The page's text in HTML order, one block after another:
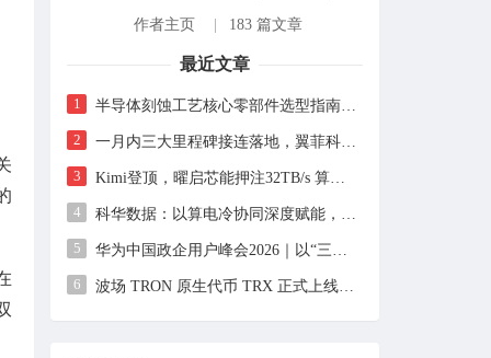
作者主页 183 篇文章
最近文章
1 半导体刻蚀工艺核心零部件选型指南：从静电吸盘到电气连接的良率优化实践
2 一月内三大里程碑接连落地，翼菲科技进入全球化加速期
3 Kimi登顶，曜启芯能押注32TB/s 算流B500计划2027年完成设计，2028年启动流片
4 科华数据：以算电冷协同深度赋能，成为AI芯片厂商最值得信赖的算力基础设施合作伙伴
5 华为中国政企用户峰会2026｜以“三个转变”驱动服务体系全面升级
6 波场 TRON 原生代币 TRX 正式上线 CFTC 监管交易所 Bitnomial，开启合规期货交易新篇章